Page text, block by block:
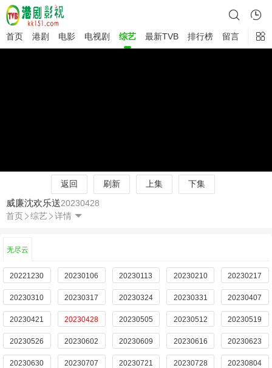
首页 港剧 电影 电视剧 综艺 最新TVB 排行榜 留言
返回 刷新 上集 下集
威廉沈欢乐送20230428
首页
综艺 详情
无尽云
20221230 20230106 20230113 20230210 20230217
20230310 20230317 20230324 20230331 20230407
20230421 20230428 20230505 20230512 20230519
20230526 20230602 20230609 20230616 20230623
20230630 20230707 20230721 20230728 20230804